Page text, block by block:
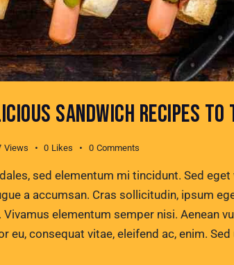
SANDWICH RECIPES TO
Views 0 Likes 0 Comments
sed elementum mi tincidunt. Sed
a accumsan. Cras sollicitudin, ipsum
elementum semper nisi. Aenean
eu, consequat vitae, eleifend ac, enim.